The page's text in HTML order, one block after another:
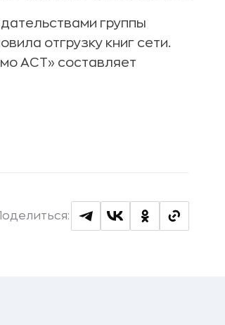
группы
отгрузку книг сети.
АСТ» составляет